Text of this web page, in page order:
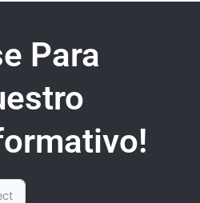
Para